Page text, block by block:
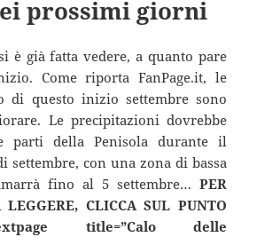
prossimi giorni
è già fatta vedere, a quanto pare
Come riporta FanPage.it, le
di questo inizio settembre sono
Le precipitazioni dovrebbe
parti della Penisola durante il
settembre, con una zona di bassa
fino al 5 settembre… PER
CLICCA SUL PUNTO
title=”Calo delle